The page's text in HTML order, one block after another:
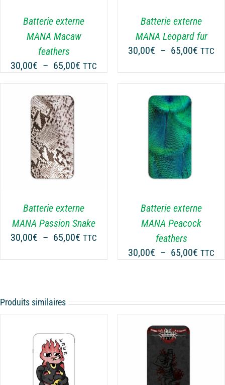
Batterie externe
MANA Macaw
feathers
30,00€ – 65,00€ Plage
TTC
LES
PEUVENT
ÊTRE
CHOISIES
PAGE
DU
PRODUIT
Batterie externe
MANA Leopard fur
30,00€ – 65,00€ Plage
TTC
Batterie externe
MANA Passion Snake
30,00€ – 65,00€ Plage
65,00€
TTC
CHOIX DES OPTIONS
CE
PRODUIT
A
PLUSIEURS
LES
OPTIONS
PEUVENT
ÊTRE
DU
/ DÉTAILS
Batterie externe
MANA Peacock
feathers
30,00€ – 65,00€ Plage
à
TTC
Produits similaires
CHOIX DES OPTIONS
CE
/ DÉTAILS